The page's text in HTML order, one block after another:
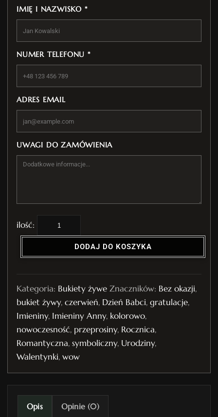
IMIĘ I NAZWISKO *
NUMER TELEFONU *
ADRES EMAIL
UWAGI DO ZAMÓWIENIA
l
ć
B
u
k
i
e
t
ż
y
w
y
DODAJ DO KOSZYKA
Kategoria: Bukiety żywe Znaczników: Bez okazji,
bukiet żywy, czerwień, Dzień Babci, gratulacje,
Imieniny, Imieniny Anny, kolorowo,
nowoczesność, przeprosiny, Rocznica,
Romantyczna, symboliczny, Urodziny,
Walentynki, wow
Opis Opinie (0)